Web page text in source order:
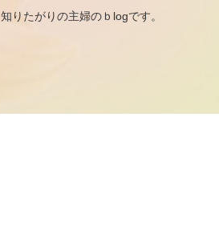
知りたがりの主婦の